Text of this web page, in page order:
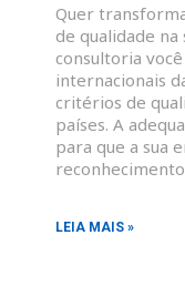
Quer
de qualidade na
consultoria
internacionais
critérios de
países. A
para que a sua
reconhecimento
LEIA MAIS »